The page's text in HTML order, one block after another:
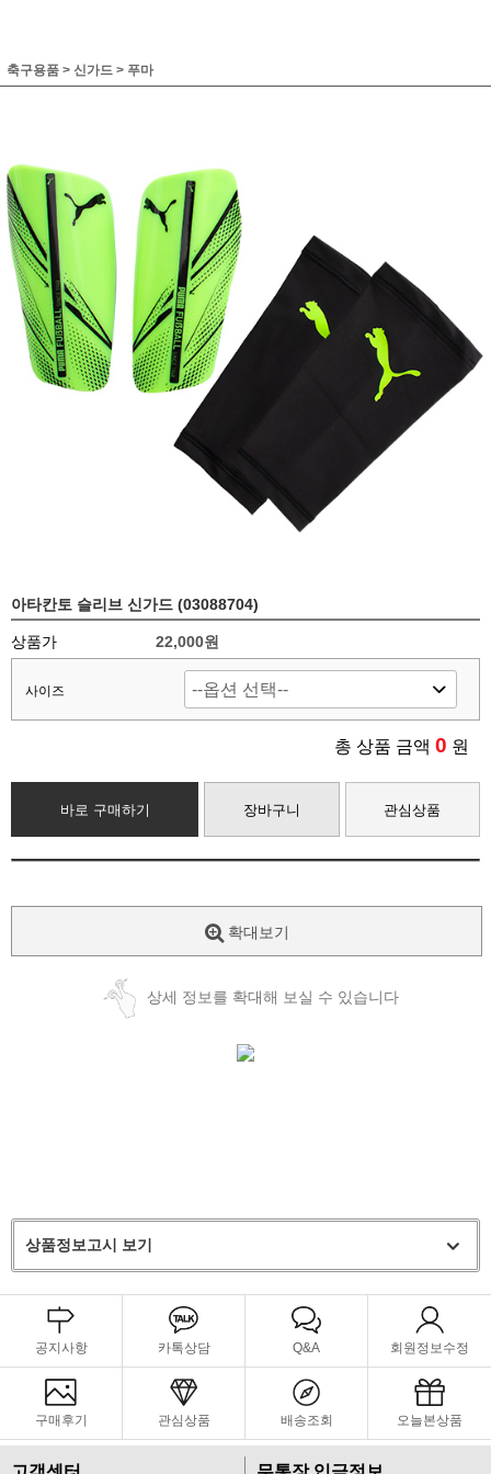
축구용품 > 신가드 > 푸마
아타칸토 슬리브 신가드 (03088704)
상품가 22,000원
사이즈
총 상품 금액 0 원
바로 구매하기 장바구니 관심상품
확대보기
상세 정보를 확대해 보실 수 있습니다
상품정보고시 보기
공지사항 카톡상담 Q&A 회원정보수정
구매후기 관심상품 배송조회 오늘본상품